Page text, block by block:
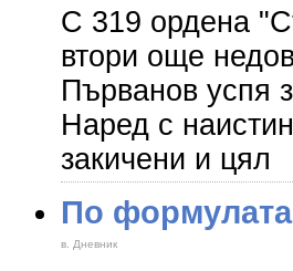
С 319 ордена
втори още
Първанов успя
Наред с
закичени и цял
По
в. Дневник